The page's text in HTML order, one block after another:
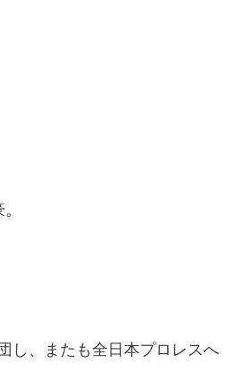
し、またも全日本プロレスへ